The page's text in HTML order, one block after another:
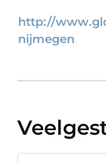
http://
nijmegen